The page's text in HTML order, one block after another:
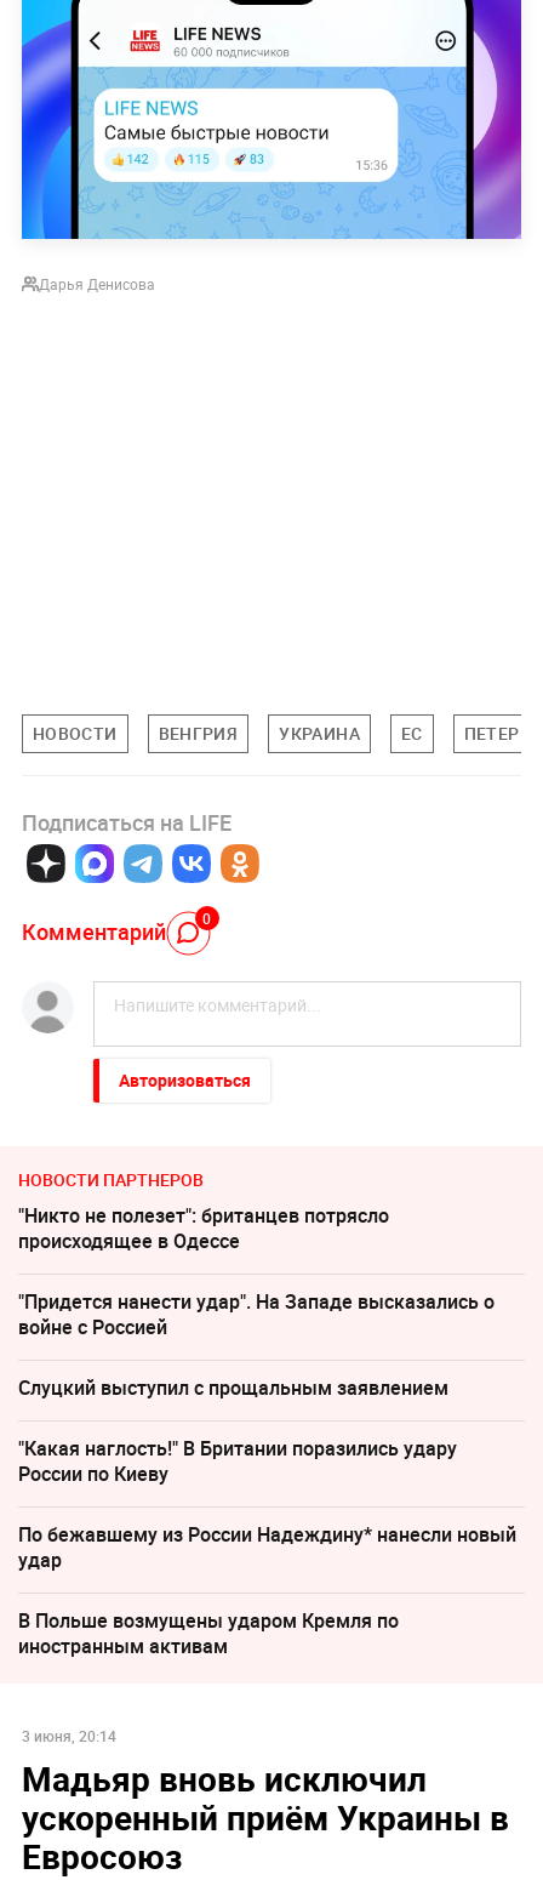
Дарья Денисова
НОВОСТИ ВЕНГРИЯ УКРАИНА ЕС ПЕТЕР
Подписаться на LIFE
Комментарий 0
Авторизоваться
НОВОСТИ ПАРТНЕРОВ
"Никто не полезет": британцев потрясло
происходящее в Одессе
"Придется нанести удар". На Западе высказались о
войне с Россией
Слуцкий выступил с прощальным заявлением
"Какая наглость!" В Британии поразились удару
России по Киеву
По бежавшему из России Надеждину* нанесли новый
удар
В Польше возмущены ударом Кремля по
иностранным активам
3 июня, 20:14
Мадьяр вновь исключил
ускоренный приём Украины в
Евросоюз